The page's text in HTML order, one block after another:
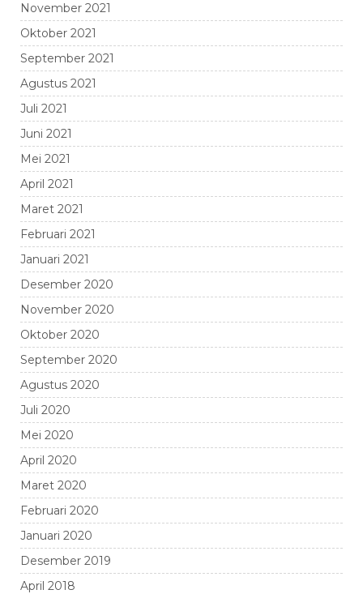
November 2021
Oktober 2021
September 2021
Agustus 2021
Juli 2021
Juni 2021
Mei 2021
April 2021
Maret 2021
Februari 2021
Januari 2021
Desember 2020
November 2020
Oktober 2020
September 2020
Agustus 2020
Juli 2020
Mei 2020
April 2020
Maret 2020
Februari 2020
Januari 2020
Desember 2019
April 2018